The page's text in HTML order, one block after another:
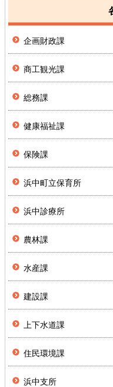
企画財政課
商工観光課
総務課
健康福祉課
保険課
浜中町立保育所
浜中診療所
農林課
水産課
建設課
上下水道課
住民環境課
浜中支所